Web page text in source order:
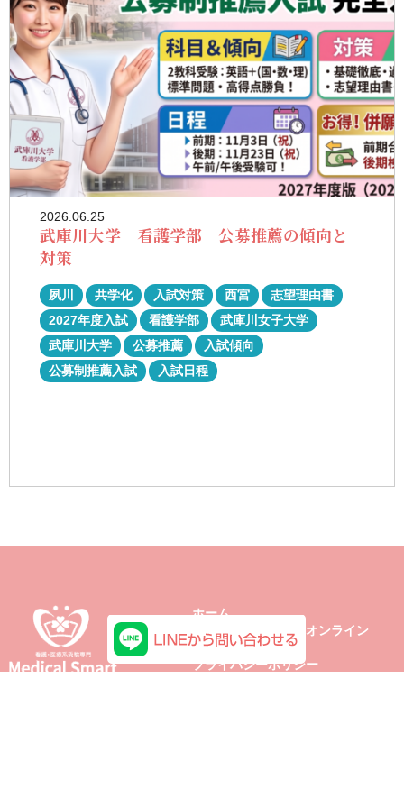
2026.06.25
武庫川大学 看護学部 公募推薦の傾向と
対策
夙川 共学化 入試対策 西宮
志望理由書
2027年度入試
看護学部
武庫川女子大学
武庫川大学
公募推薦
入試傾向
公募制推薦入試
入試日程
ホーム
メディカルスマートオンライン
お問い合わせ
プライバシーポリシー